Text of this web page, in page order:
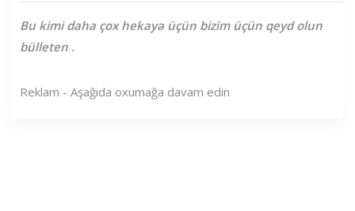
Bu kimi daha çox hekayə üçün bizim üçün qeyd olun
bülleten .
Reklam - Aşağıda oxumağa davam edin